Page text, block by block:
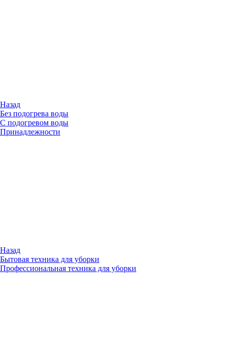
Назад
Без подогрева воды
С подогревом воды
Принадлежности
Назад
Бытовая техника для уборки
Профессиональная техника для уборки